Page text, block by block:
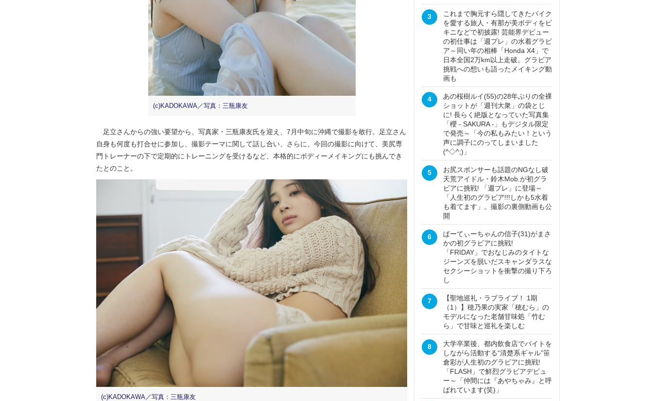
(c)KADOKAWA／写真：三瓶康友
足立さんからの強い要望から、写真家・三瓶康友氏を迎え、7月中旬に沖縄で撮影を敢行。足立さん
自身も何度も打合せに参加し、撮影テーマに関して話し合い、さらに、今回の撮影に向けて、美尻専
門トレーナーの下で定期的にトレーニングを受けるなど、本格的にボディーメイキングにも挑んでき
たとのこと。
(c)KADOKAWA／写真：三瓶康友
3
これまで胸元すら隠してきたバイク
を愛する旅人・有那が美ボディをビ
キニなどで初披露! 芸能界デビュー
の初仕事は「週プレ」の水着グラビ
ア～同い年の相棒「Honda X4」で
日本全国2万km以上走破。グラビア
挑戦への想いも語ったメイキング動
画も
4
あの桜樹ルイ(55)の28年ぶりの全裸
ショットが「週刊大衆」の袋とじ
に! 長らく絶版となっていた写真集
「櫻 - SAKURA -」もデジタル限定
で発売～「今の私もみたい！という
声に調子にのってしまいました
(^◇^;)」
5
お尻スポンサーも話題のNGなし破
天荒アイドル・鈴木Mob.が初グラ
ビアに挑戦! 「週プレ」に登場～
「人生初のグラビア!!!しかも5水着
も着てます」。撮影の裏側動画も公
開
6
ぱーてぃーちゃんの信子(31)がまさ
かの初グラビアに挑戦!
「FRIDAY」でおなじみのタイトな
ジーンズを脱いだスキャンダラスな
セクシーショットを衝撃の撮り下ろ
し
7
【聖地巡礼・ラブライブ！ 1期
（1）】穂乃果の実家「穂むら」の
モデルになった老舗甘味処「竹む
ら」で甘味と巡礼を楽しむ
8
大学卒業後、都内飲食店でバイトを
しながら活動する“清楚系ギャル”笹
倉彩が人生初のグラビアに挑戦!
「FLASH」で鮮烈グラビアデビュ
ー～「仲間には『あやちゃみ』と呼
ばれています(笑)」